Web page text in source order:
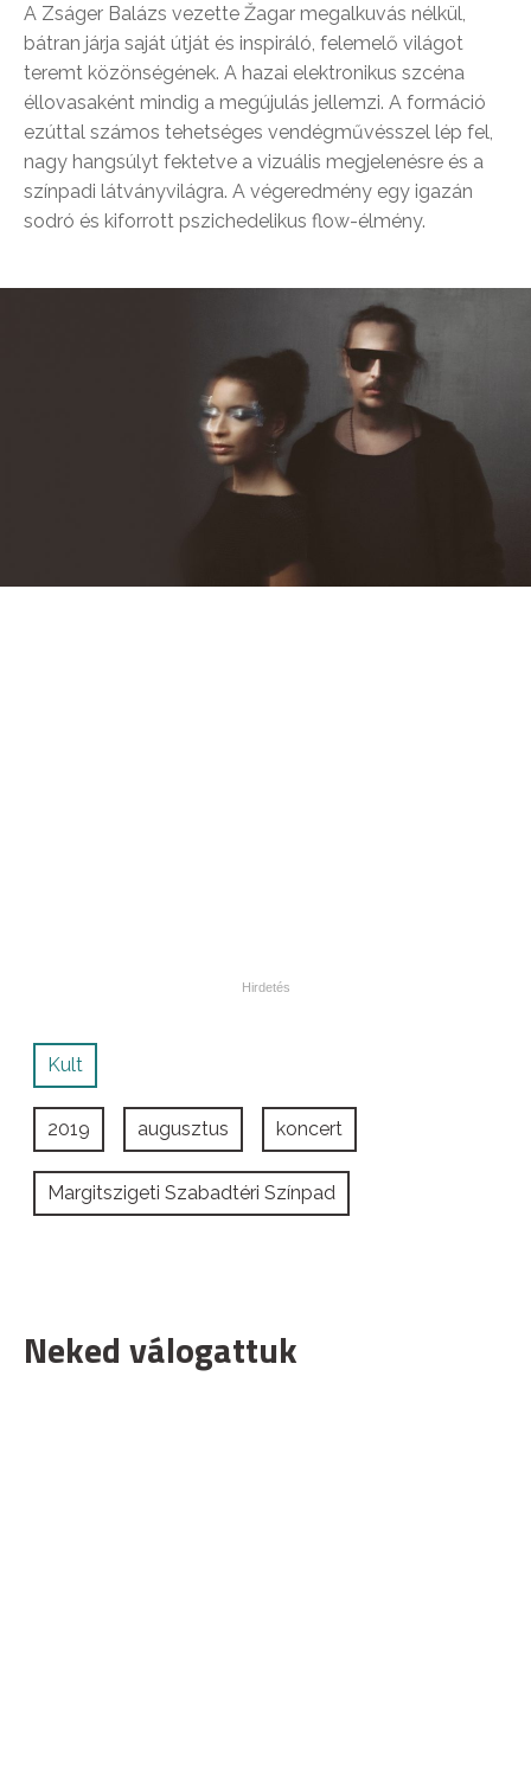
A Zságer Balázs vezette Žagar megalkuvás nélkül,
bátran járja saját útját és inspiráló, felemelő világot
teremt közönségének. A hazai elektronikus szcéna
éllovasaként mindig a megújulás jellemzi. A formáció
ezúttal számos tehetséges vendégművésszel lép fel,
nagy hangsúlyt fektetve a vizuális megjelenésre és a
színpadi látványvilágra. A végeredmény egy igazán
sodró és kiforrott pszichedelikus flow-élmény.
Kult
2019 augusztus koncert
Margitszigeti Szabadtéri Színpad
Neked válogattuk